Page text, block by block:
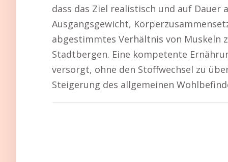
dass das Ziel realistisch und auf
Ausgangsgewicht,
abgestimmtes Verhältnis von Muskeln
Stadtbergen. Eine kompetente
versorgt, ohne den Stoffwechsel zu
Steigerung des allgemeinen